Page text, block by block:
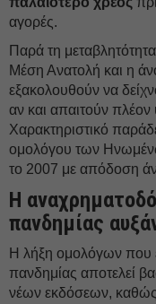
αγορές.
Παρά τη
Μέση Ανατολή και η
εξακολουθούν να
αν και απαιτούν
Χαρακτηριστικό
ομολόγου των
το 2007 με απόδοση
Η
πανδημίας
Η λήξη ομολόγων που
πανδημίας αποτελεί
νέων εκδόσεων, καθώς